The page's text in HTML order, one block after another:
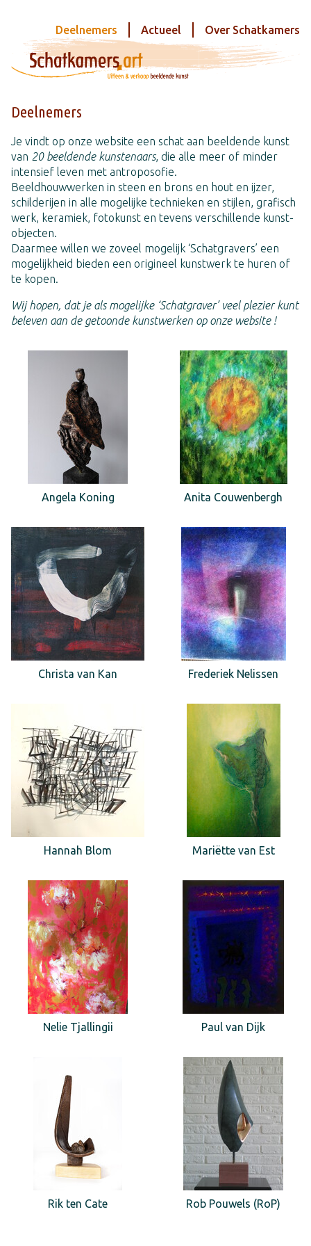
Deelnemers Actueel Over Schatkamers
Deelnemers
Je vindt op onze website een schat aan beeldende kunst
van 20 beeldende kunstenaars, die alle meer of minder
intensief leven met antroposofie.
Beeldhouwwerken in steen en brons en hout en ijzer,
schilderijen in alle mogelijke technieken en stijlen, grafisch
werk, keramiek, fotokunst en tevens verschillende kunst-
objecten.
Daarmee willen we zoveel mogelijk ‘Schatgravers’ een
mogelijkheid bieden een origineel kunstwerk te huren of
te kopen.
Wij hopen, dat je als mogelijke ‘Schatgraver’ veel plezier kunt
beleven aan de getoonde kunstwerken op onze website !
Angela Koning Anita Couwenbergh
Christa van Kan Frederiek Nelissen
Hannah Blom Mariëtte van Est
Nelie Tjallingii Paul van Dijk
Rik ten Cate Rob Pouwels (RoP)